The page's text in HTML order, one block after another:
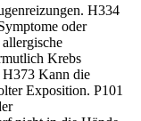
H334
oder
Krebs
H373 Kann die
Exposition. P101